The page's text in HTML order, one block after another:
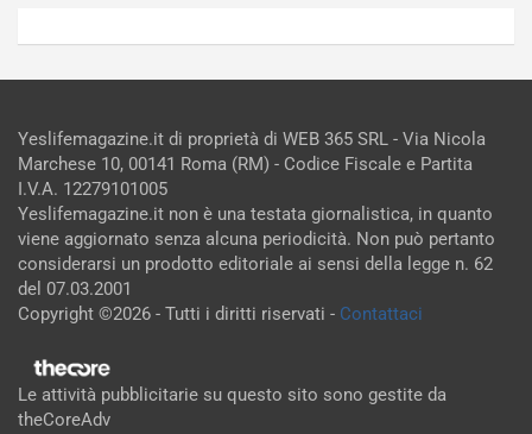
Yeslifemagazine.it di proprietà di WEB 365 SRL - Via Nicola
Marchese 10, 00141 Roma (RM) - Codice Fiscale e Partita
I.V.A. 12279101005
Yeslifemagazine.it non è una testata giornalistica, in quanto
viene aggiornato senza alcuna periodicità. Non può pertanto
considerarsi un prodotto editoriale ai sensi della legge n. 62
del 07.03.2001
Copyright ©2026 - Tutti i diritti riservati - Contattaci
Le attività pubblicitarie su questo sito sono gestite da
theCoreAdv